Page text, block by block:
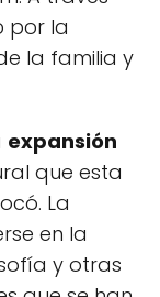
por la
la familia y
expansión
que esta
La
en la
y otras